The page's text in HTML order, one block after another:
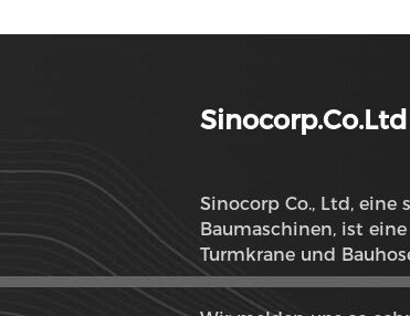
Sinocorp.Co.Ltd
Sinocorp Co., Ltd, eine
Baumaschinen, ist
Turmkrane und